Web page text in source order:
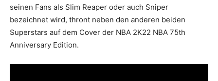
seinen Fans als Slim Reaper oder auch Sniper
bezeichnet wird, thront neben den anderen beiden
Superstars auf dem Cover der NBA 2K22 NBA 75th
Anniversary Edition.